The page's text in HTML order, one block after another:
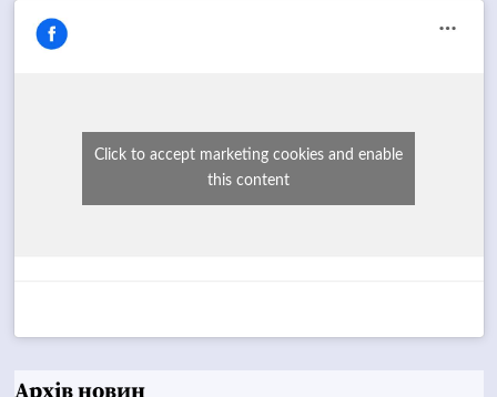
Click to accept marketing cookies and enable
this content